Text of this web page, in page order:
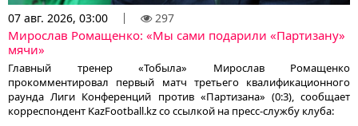
07 авг. 2026, 03:00 297
Мирослав Ромащенко: «Мы сами подарили «Партизану»
мячи»
Главный тренер «Тобыла» Мирослав Ромащенко
прокомментировал первый матч третьего квалификационного
раунда Лиги Конференций против «Партизана» (0:3), сообщает
корреспондент KazFootball.kz со ссылкой на пресс-службу клуба: